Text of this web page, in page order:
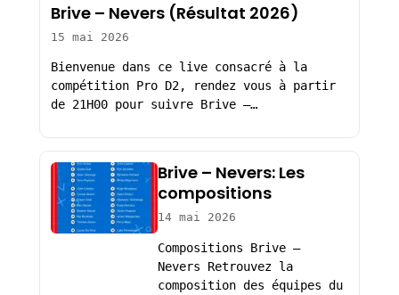
Brive – Nevers (Résultat 2026)
15 mai 2026
Bienvenue dans ce live consacré à la
compétition Pro D2, rendez vous à partir
de 21H00 pour suivre Brive –…
Brive – Nevers: Les
compositions
14 mai 2026
Compositions Brive –
Nevers Retrouvez la
composition des équipes du